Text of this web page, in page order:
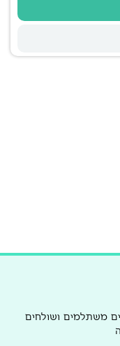
משתלמים ושולחים